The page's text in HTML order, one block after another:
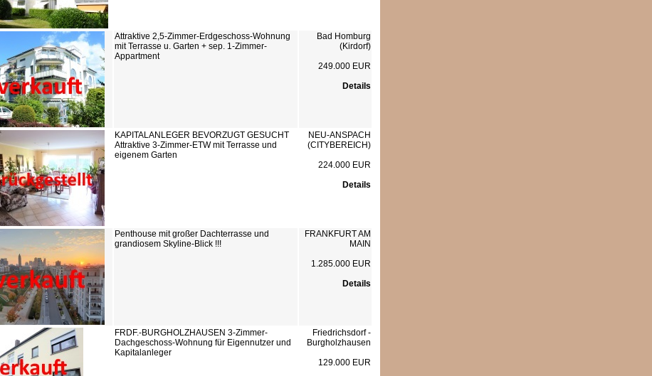
Attraktive 2,5-Zimmer-Erdgeschoss-Wohnung
mit Terrasse u. Garten + sep. 1-Zimmer-
Appartment
Bad Homburg
(Kirdorf)
249.000 EUR
Details
KAPITALANLEGER BEVORZUGT GESUCHT
Attraktive 3-Zimmer-ETW mit Terrasse und
eigenem Garten
NEU-ANSPACH
(CITYBEREICH)
224.000 EUR
Details
Penthouse mit großer Dachterrasse und
grandiosem Skyline-Blick !!!
FRANKFURT AM
MAIN
1.285.000 EUR
Details
FRDF.-BURGHOLZHAUSEN 3-Zimmer-
Dachgeschoss-Wohnung für Eigennutzer und
Kapitalanleger
Friedrichsdorf -
Burgholzhausen
129.000 EUR